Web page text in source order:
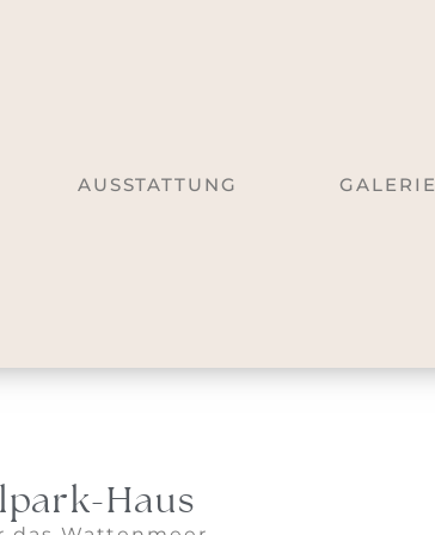
AUSSTATTUNG GALERIE
Haus